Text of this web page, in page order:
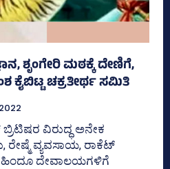
ಶೃಂಗೇರಿ ಮಠಕ್ಕೆ ದೇಣಿಗೆ,
ಕೈಬಿಟ್ಟ ಚಕ್ರತೀರ್ಥ ಸಮಿತಿ
ಬ್ರಿಟಿಷರ ವಿರುದ್ಧ ಅನೇಕ
ರೇಷ್ಮೆ ವ್ಯವಸಾಯ, ರಾಕೆಟ್‌
ಹಿಂದೂ ದೇವಾಲಯಗಳಿಗೆ